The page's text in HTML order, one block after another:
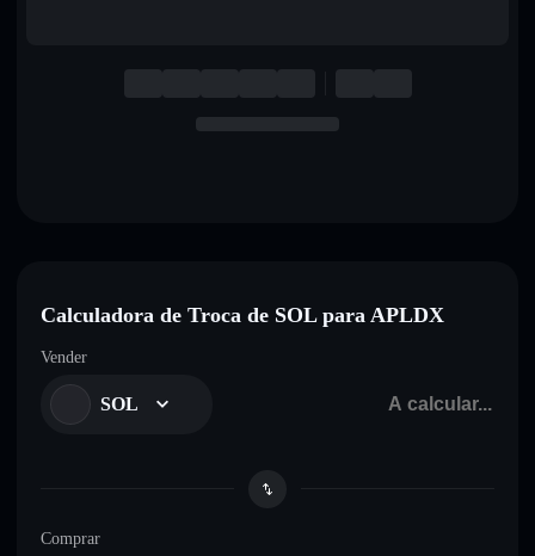
Calculadora de Troca de SOL para APLDX
Vender
SOL
Comprar